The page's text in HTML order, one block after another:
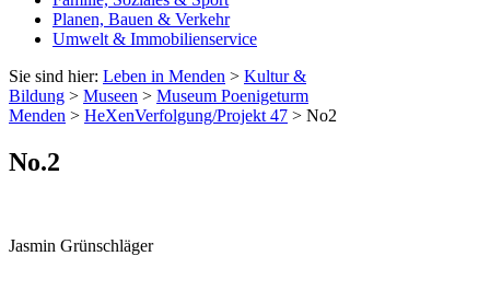
Planen, Bauen & Verkehr
Umwelt & Immobilienservice
Sie sind hier: Leben in Menden > Kultur &
Bildung > Museen > Museum Poenigeturm
Menden > HeXenVerfolgung/Projekt 47 > No2
No.2
Jasmin Grünschläger